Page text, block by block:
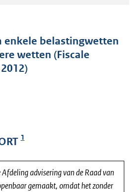
d
s
g
K
b
enkele belastingwetten
wetten (Fiscale
1
Afdeling advisering van de Raad van
gemaakt, omdat het zonder